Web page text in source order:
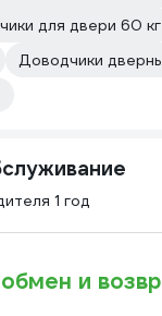
для двери 60 кг
Доводчики
1 год
и